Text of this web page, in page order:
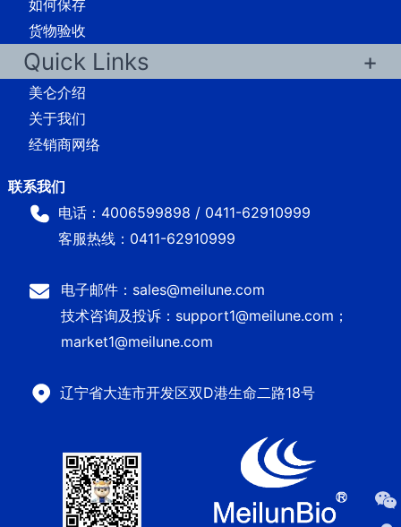
如何保存
货物验收
Quick Links
美仑介绍
关于我们
经销商网络
电话：4006599898 / 0411-62910999
客服热线：0411-62910999
电子邮件：sales@meilune.com
技术咨询及投诉：support1@meilune.com；
market1@meilune.com
辽宁省大连市开发区双D港生命二路18号